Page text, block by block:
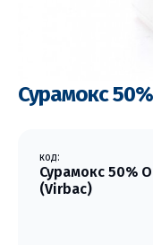
Сурамокс
код:
Сурамокс 50%
(Virbac)